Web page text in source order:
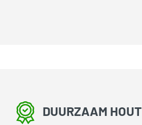
DUURZAAM HOUT